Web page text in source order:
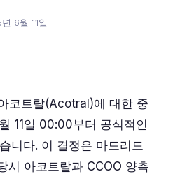
6월 11일
코트랄(Acotral)에 대한 중
11일 00:00부터 공식적인
니다. 이 결정은 마드리드
시 아코트랄과 CCOO 양측